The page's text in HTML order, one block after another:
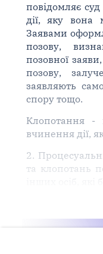
повідомляє
дії, яку вона
Заявами
позову,
позовної
позову,
заявляють
спору тощо.
Клопотання
вчинення дії,
2.
та клопотань